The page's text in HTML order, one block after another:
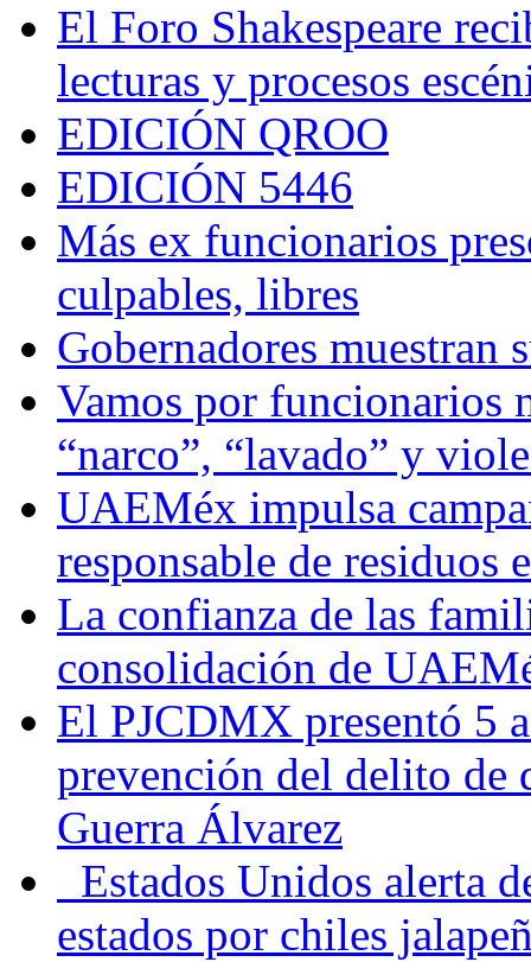
El Foro Shakespeare
lecturas y procesos
EDICIÓN QROO
EDICIÓN 5446
Más ex funcionarios
culpables, libres
Gobernadores muestran
Vamos por funcionarios
“narco”, “lavado” y
UAEMéx impulsa
responsable de residuos
La confianza de las
consolidación de
El PJCDMX presentó 5
prevención del delito de
Guerra Álvarez
Estados Unidos alerta
estados por chiles